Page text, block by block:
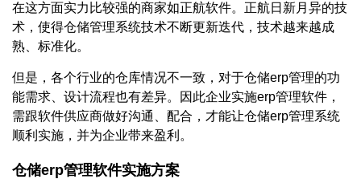
在这方面实力比较强的商家如正航软件。正航日新月异的技
术，使得仓储管理系统技术不断更新迭代，技术越来越成
熟、标准化。
但是，各个行业的仓库情况不一致，对于仓储erp管理的功
能需求、设计流程也有差异。因此企业实施erp管理软件，
需跟软件供应商做好沟通、配合，才能让仓储erp管理系统
顺利实施，并为企业带来盈利。
仓储erp管理软件实施方案